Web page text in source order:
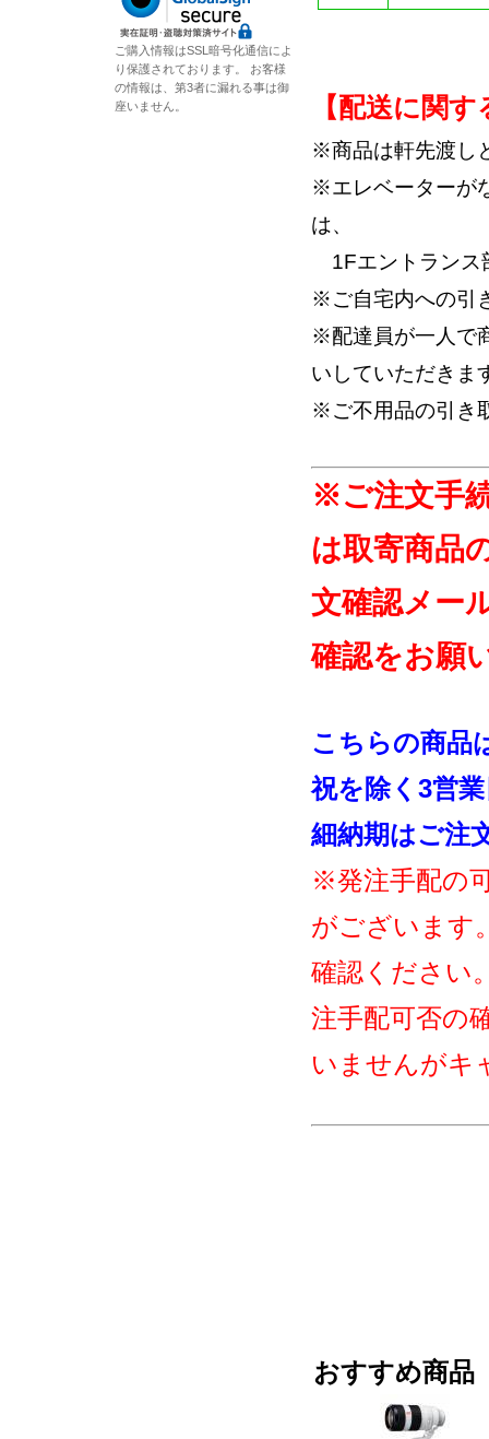
【配送に関
※商品は軒先渡し
※エレベーターが
は、
1Fエントランス
※ご自宅内への引
※配達員が一人で
いしていただきま
※ご不用品の引き
※ご注文手
は取寄商品
文確認メー
確認をお願
こちらの商品
祝を除く3営
細納期はご注
※発注手配の
がございます
確認ください
注手配可否の
いませんがキ
おすすめ商品
ご購入情報はSSL暗号化通信によ
り保護されております。 お客様
の情報は、第3者に漏れる事は御
座いません。